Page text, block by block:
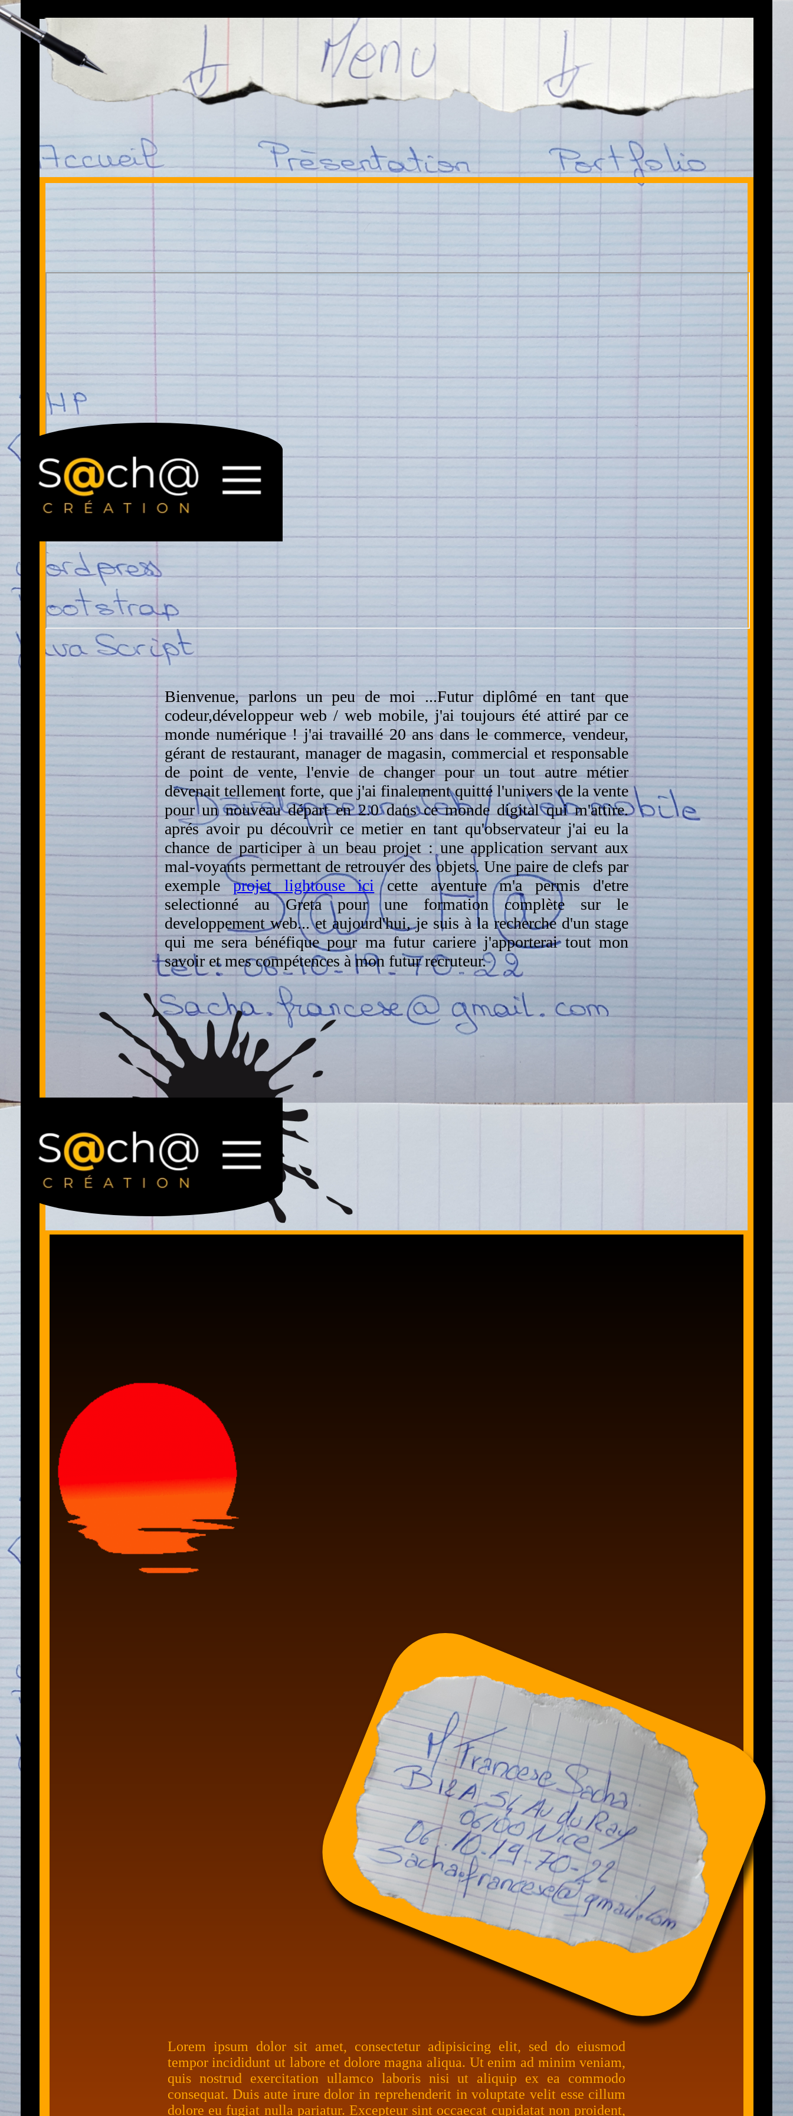
Bienvenue, parlons un peu de moi ...Futur diplômé en tant que
codeur,développeur web / web mobile, j'ai toujours été attiré par ce
monde numérique ! j'ai travaillé 20 ans dans le commerce, vendeur,
gérant de restaurant, manager de magasin, commercial et responsable
de point de vente, l'envie de changer pour un tout autre métier
devenait tellement forte, que j'ai finalement quitté l'univers de la vente
pour un nouveau départ en 2.0 dans ce monde digital qui m'attire.
aprés avoir pu découvrir ce metier en tant qu'observateur j'ai eu la
chance de participer à un beau projet : une application servant aux
mal-voyants permettant de retrouver des objets. Une paire de clefs par
exempleprojet lightouse ici cette aventure m'a permis d'etre
selectionné au Greta pour une formation complète sur le
developpement web... et aujourd'hui, je suis à la recherche d'un stage
qui me sera bénéfique pour ma futur cariere j'apporterai tout mon
savoir et mes compétences à mon futur recruteur.
Lorem ipsum dolor sit amet, consectetur adipisicing elit, sed do eiusmod
tempor incididunt ut labore et dolore magna aliqua. Ut enim ad minim veniam,
quis nostrud exercitation ullamco laboris nisi ut aliquip ex ea commodo
consequat. Duis aute irure dolor in reprehenderit in voluptate velit esse cillum
dolore eu fugiat nulla pariatur. Excepteur sint occaecat cupidatat non proident,